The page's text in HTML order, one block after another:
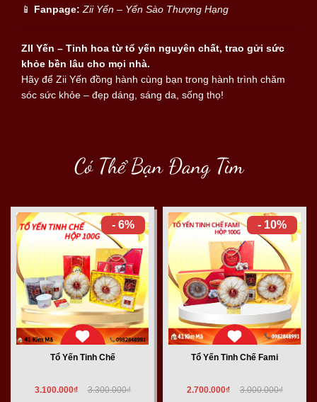
📱 Fanpage: Zii Yến – Yến Sào Thượng Hạng
ZII Yến – Tinh hoa từ tổ yến nguyên chất, trao gửi sức
khỏe bền lâu cho mọi nhà.
Hãy để Zii Yến đồng hành cùng bạn trong hành trình chăm
sóc sức khỏe – đẹp dáng, sáng da, sống thọ!
Có Thể Bạn Đang Tìm
- 6%
Tổ Yến Tinh Chế
3.100.000₫ 3.300.000₫
- 10%
Tổ Yến Tinh Chế Fami
2.700.000₫ 3.000.000₫